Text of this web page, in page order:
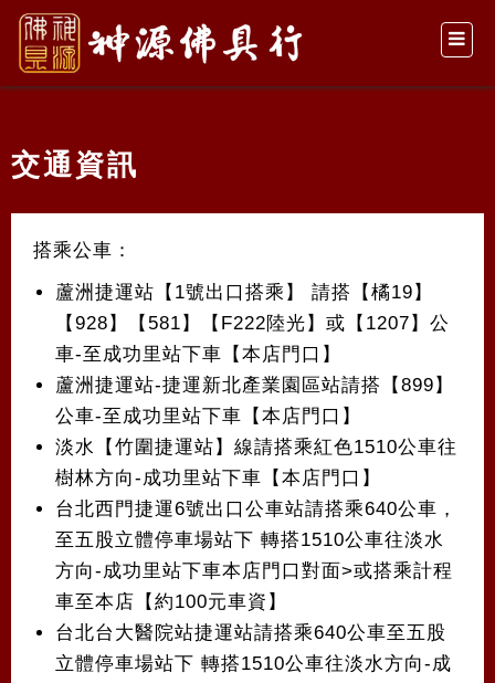
交通資訊
搭乘公車：
蘆洲捷運站【1號出口搭乘】 請搭【橘19】
【928】【581】【F222陸光】或【1207】公
車-至成功里站下車【本店門口】
蘆洲捷運站-捷運新北產業園區站請搭【899】
公車-至成功里站下車【本店門口】
淡水【竹圍捷運站】線請搭乘紅色1510公車往
樹林方向-成功里站下車【本店門口】
台北西門捷運6號出口公車站請搭乘640公車，
至五股立體停車場站下 轉搭1510公車往淡水
方向-成功里站下車本店門口對面>或搭乘計程
車至本店【約100元車資】
台北台大醫院站捷運站請搭乘640公車至五股
立體停車場站下 轉搭1510公車往淡水方向-成